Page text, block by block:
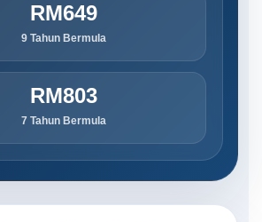
RM649
9 Tahun Bermula
RM803
7 Tahun Bermula